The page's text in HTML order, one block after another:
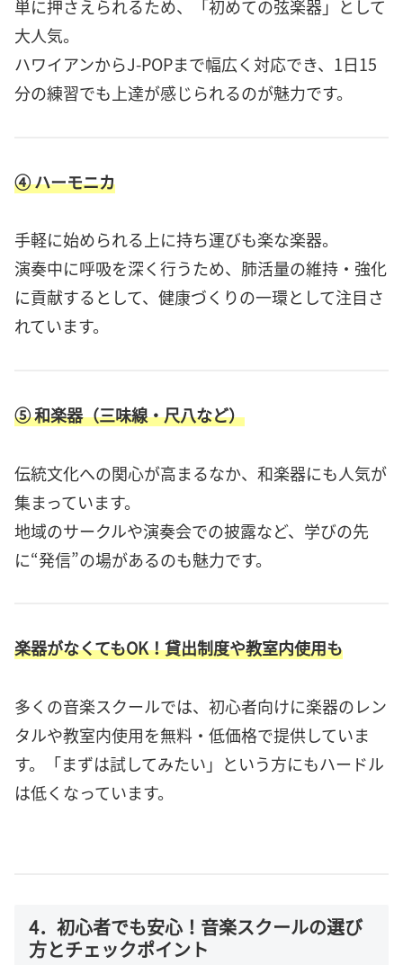
単に押さえられるため、「初めての弦楽器」として
大人気。
ハワイアンからJ-POPまで幅広く対応でき、1日15
分の練習でも上達が感じられるのが魅力です。
④ ハーモニカ
手軽に始められる上に持ち運びも楽な楽器。
演奏中に呼吸を深く行うため、肺活量の維持・強化
に貢献するとして、健康づくりの一環として注目さ
れています。
⑤ 和楽器（三味線・尺八など）
伝統文化への関心が高まるなか、和楽器にも人気が
集まっています。
地域のサークルや演奏会での披露など、学びの先
に“発信”の場があるのも魅力です。
楽器がなくてもOK！貸出制度や教室内使用も
多くの音楽スクールでは、初心者向けに楽器のレン
タルや教室内使用を無料・低価格で提供していま
す。「まずは試してみたい」という方にもハードル
は低くなっています。
4．初心者でも安心！音楽スクールの選び
方とチェックポイント